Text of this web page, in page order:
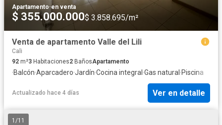
Apartamento·en venta
$ 355.000.000$ 3.858.695/m²
Venta de apartamento Valle del Lili
Cali
92 m²3 Habitaciones2 BañosApartamento
·Balcón·Aparcadero·Jardín·Cocina integral ·Gas natural ·Piscina
Actualizado hace 4 días Ver en detalle
1 /11